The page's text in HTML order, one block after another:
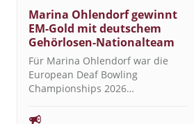
Marina Ohlendorf gewinnt
EM-Gold mit deutschem
Gehörlosen-Nationalteam
Für Marina Ohlendorf war die
European Deaf Bowling
Championships 2026…